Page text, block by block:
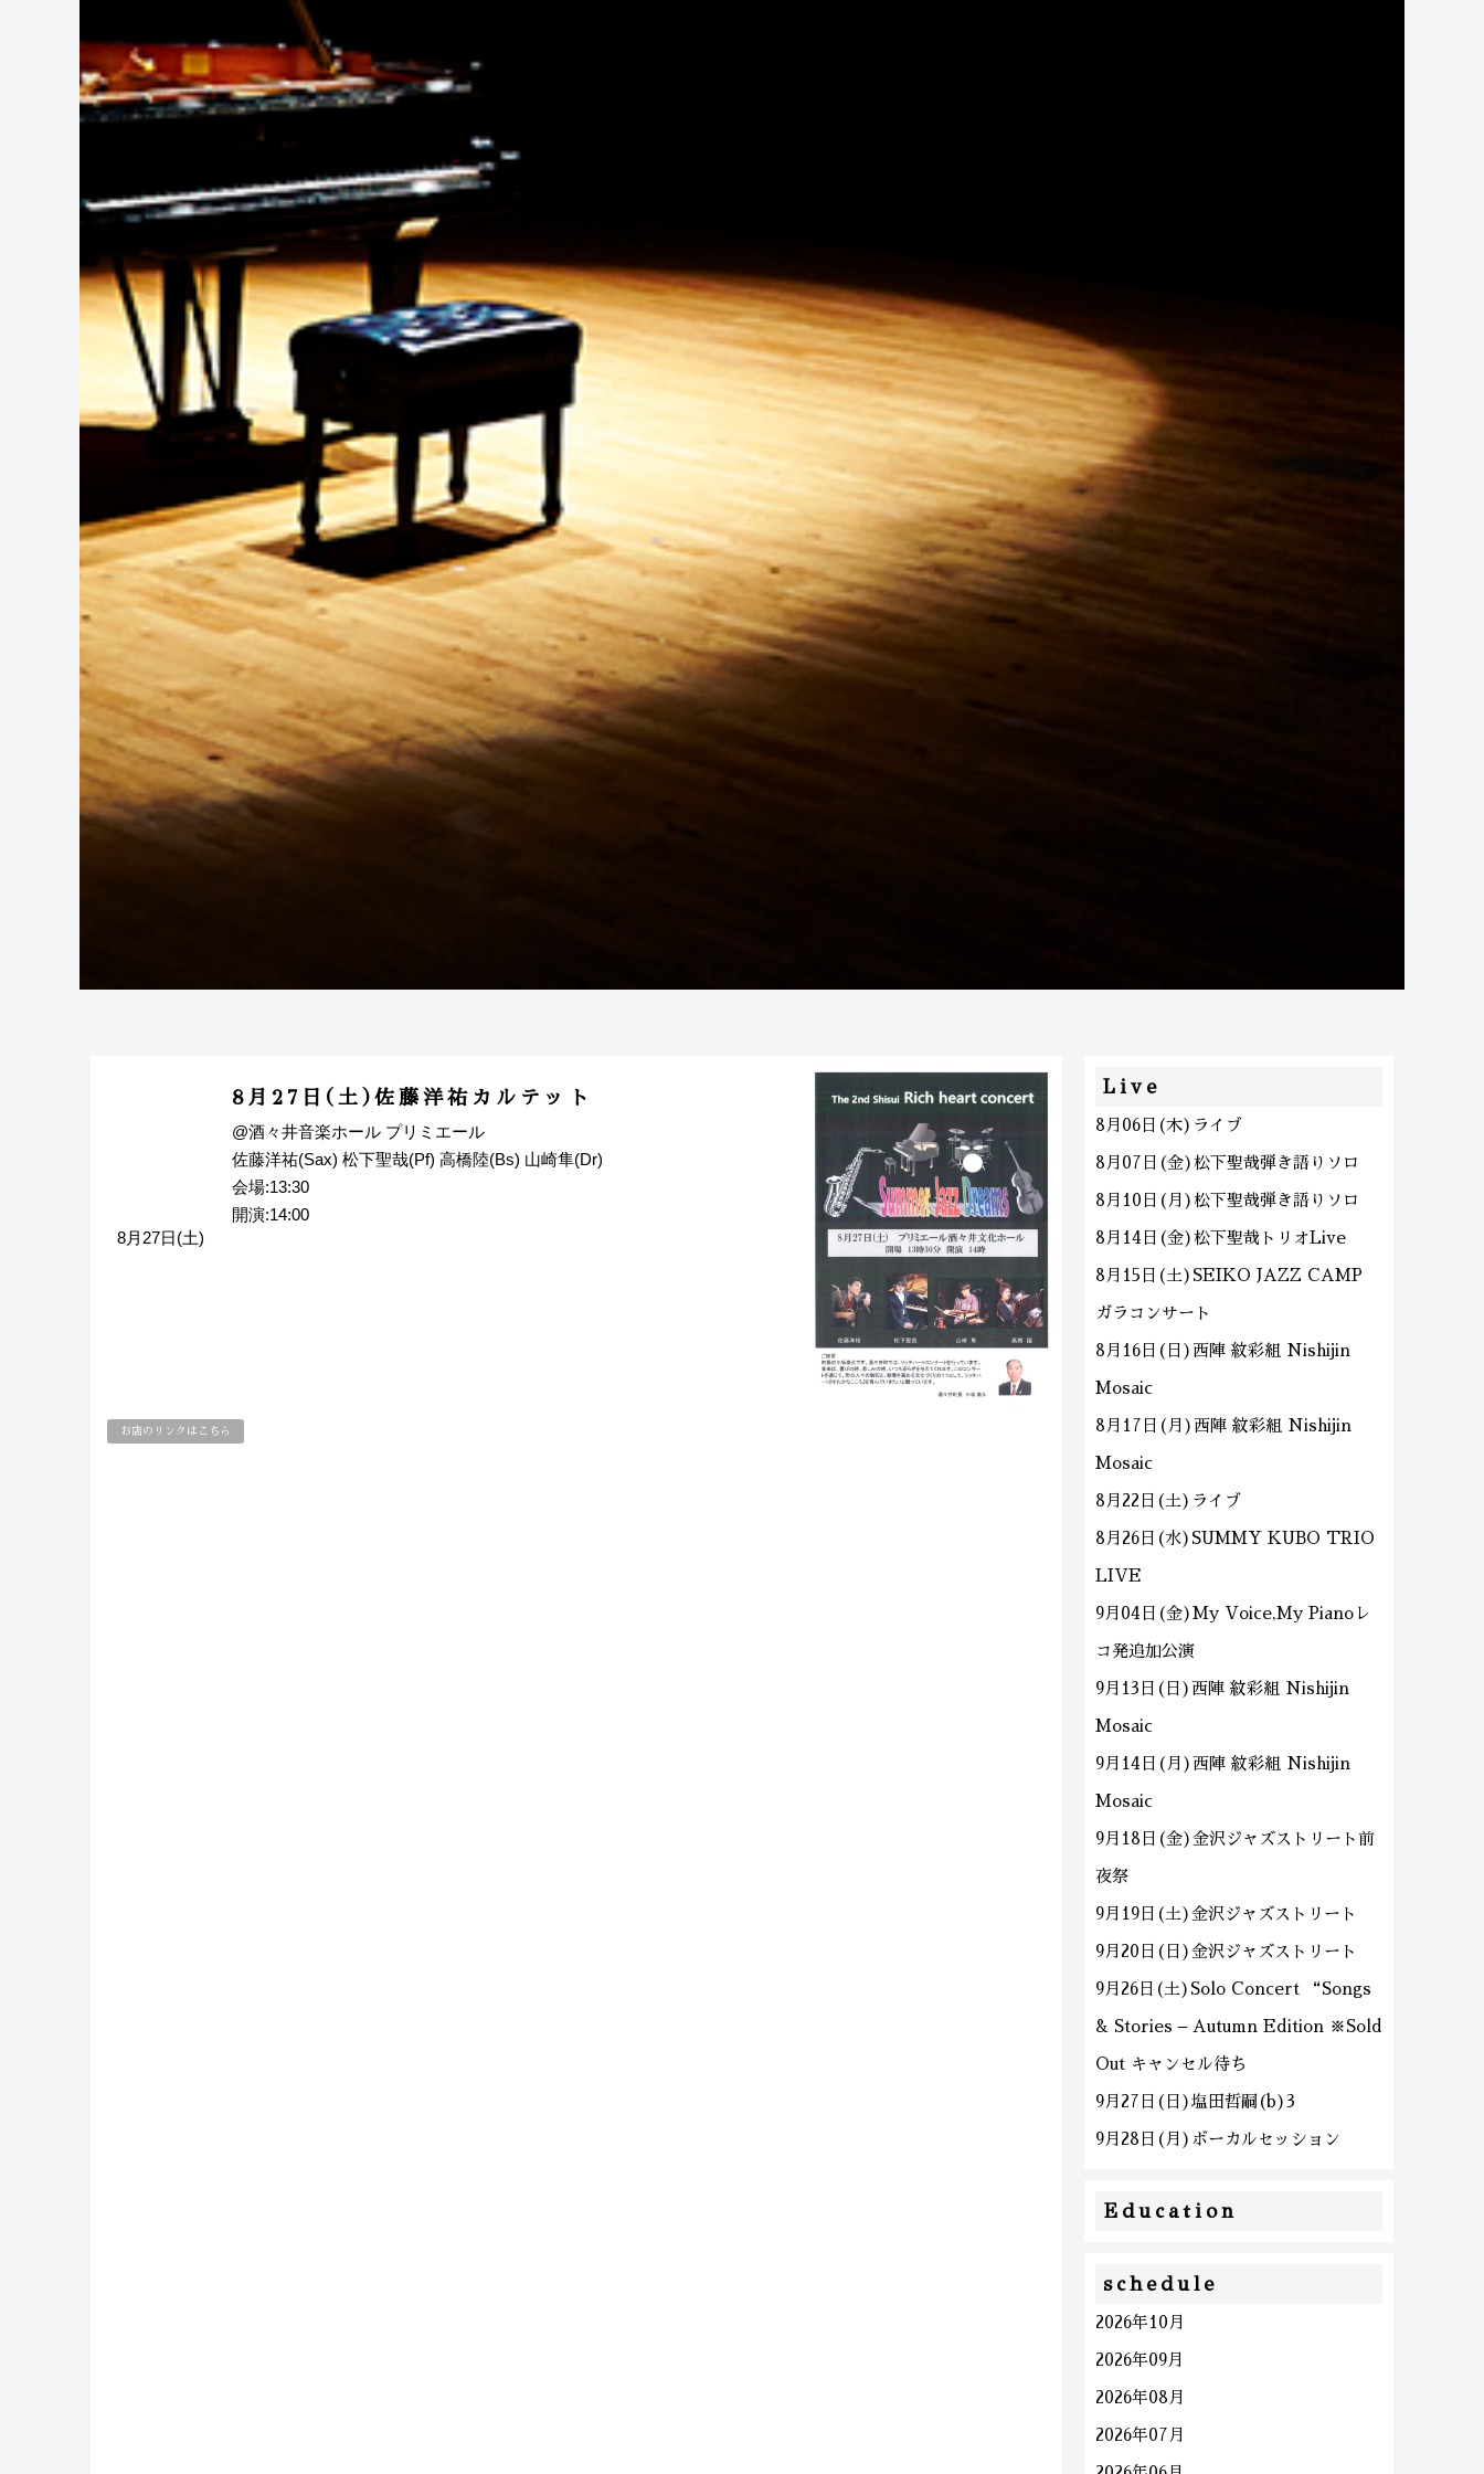
8月27日(土)
8月27日(土)佐藤洋祐カルテット
@酒々井音楽ホール プリミエール
佐藤洋祐(Sax) 松下聖哉(Pf) 高橋陸(Bs) 山崎隼(Dr)
会場:13:30
開演:14:00
お店のリンクはこちら
Live
8月06日(木)ライブ
8月07日(金)松下聖哉弾き語りソロ
8月10日(月)松下聖哉弾き語りソロ
8月14日(金)松下聖哉トリオLive
8月15日(土)SEIKO JAZZ CAMP
ガラコンサート
8月16日(日)西陣 紋彩組 Nishijin
Mosaic
8月17日(月)西陣 紋彩組 Nishijin
Mosaic
8月22日(土)ライブ
8月26日(水)SUMMY KUBO TRIO
LIVE
9月04日(金)My Voice,My Pianoレ
コ発追加公演
9月13日(日)西陣 紋彩組 Nishijin
Mosaic
9月14日(月)西陣 紋彩組 Nishijin
Mosaic
9月18日(金)金沢ジャズストリート前
夜祭
9月19日(土)金沢ジャズストリート
9月20日(日)金沢ジャズストリート
9月26日(土)Solo Concert “Songs
& Stories – Autumn Edition ※Sold
Out キャンセル待ち
9月27日(日)塩田哲嗣(b)3
9月28日(月)ボーカルセッション
Education
schedule
2026年10月
2026年09月
2026年08月
2026年07月